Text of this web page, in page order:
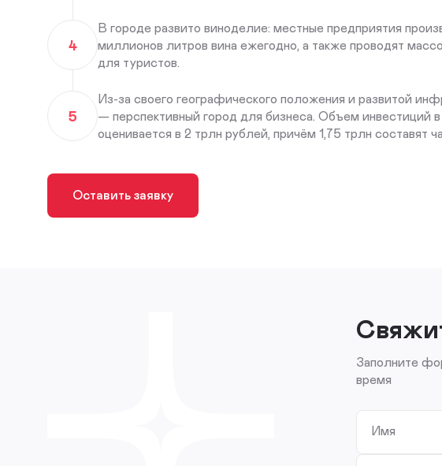
4
В городе развито виноделие: местные предприятия
миллионов литров вина ежегодно, а также проводят
для туристов.
5
Из-за своего географического положения и развитой
— перспективный город для бизнеса. Объем инвестиций
оценивается в 2 трлн рублей, причём 1,75 трлн составят
Оставить заявку
Заполните
время
Имя